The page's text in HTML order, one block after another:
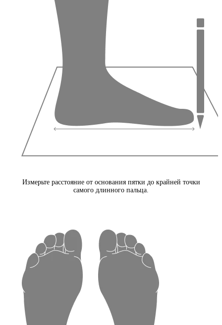
Измерьте расстояние от основания пятки до крайней точки
самого длинного пальца.